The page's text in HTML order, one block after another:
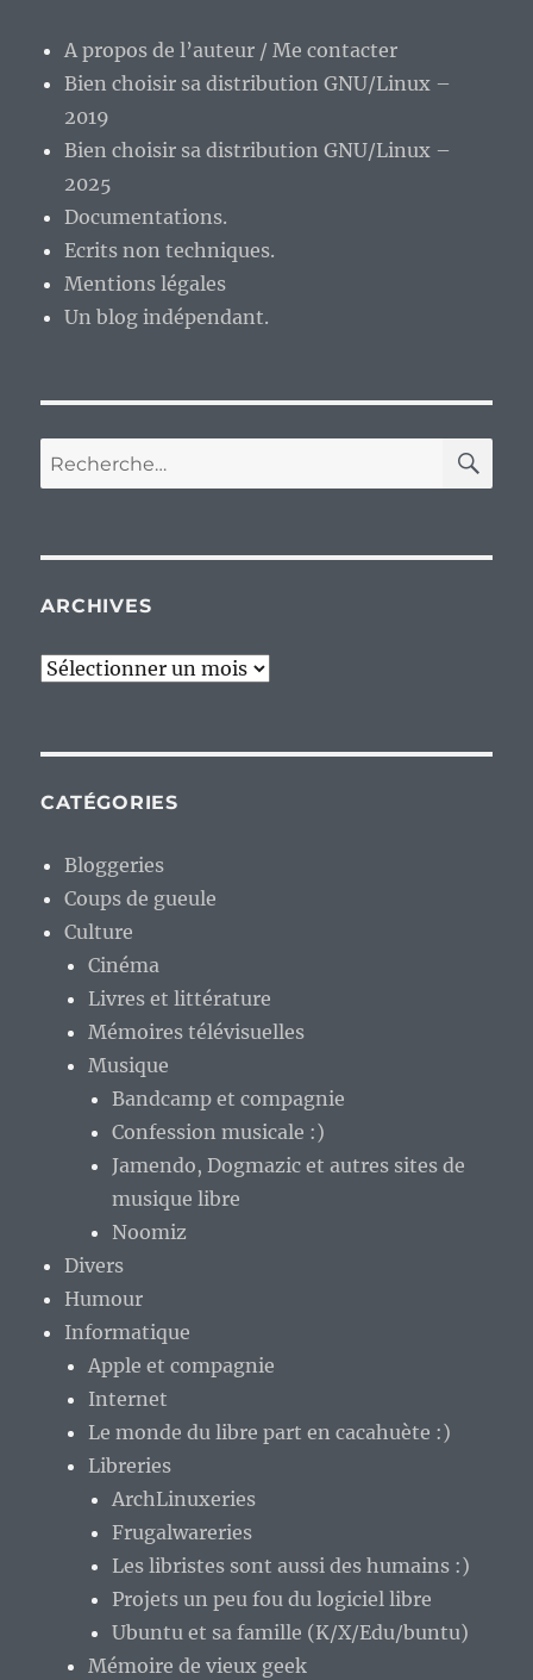
A propos de l’auteur / Me contacter
Bien choisir sa distribution GNU/Linux –
2019
Bien choisir sa distribution GNU/Linux –
2025
Documentations.
Ecrits non techniques.
Mentions légales
Un blog indépendant.
Recherche
pour :
ARCHIVES
Archives
CATÉGORIES
Bloggeries
Coups de gueule
Culture
Cinéma
Livres et littérature
Mémoires télévisuelles
Musique
Bandcamp et compagnie
Confession musicale :)
Jamendo, Dogmazic et autres sites de
musique libre
Noomiz
Divers
Humour
Informatique
Apple et compagnie
Internet
Le monde du libre part en cacahuète :)
Libreries
ArchLinuxeries
Frugalwareries
Les libristes sont aussi des humains :)
Projets un peu fou du logiciel libre
Ubuntu et sa famille (K/X/Edu/buntu)
Mémoire de vieux geek